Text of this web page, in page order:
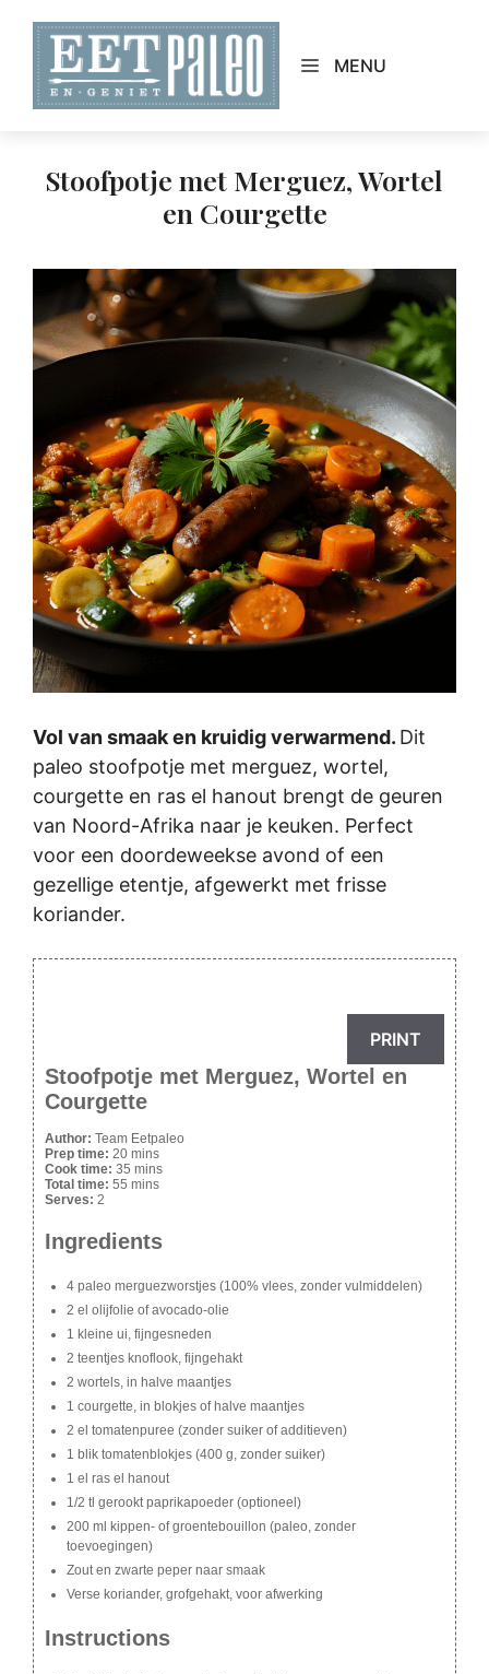
content
MENU
Stoofpotje met Merguez, Wortel
en Courgette
Vol van smaak en kruidig verwarmend. Dit
paleo stoofpotje met merguez, wortel,
courgette en ras el hanout brengt de geuren
van Noord-Afrika naar je keuken. Perfect
voor een doordeweekse avond of een
gezellige etentje, afgewerkt met frisse
koriander.
PRINT
Stoofpotje met Merguez, Wortel en
Courgette
Author: Team Eetpaleo
Prep time: 20 mins
Cook time: 35 mins
Total time: 55 mins
Serves: 2
Ingredients
4 paleo merguezworstjes (100% vlees, zonder vulmiddelen)
2 el olijfolie of avocado-olie
1 kleine ui, fijngesneden
2 teentjes knoflook, fijngehakt
2 wortels, in halve maantjes
1 courgette, in blokjes of halve maantjes
2 el tomatenpuree (zonder suiker of additieven)
1 blik tomatenblokjes (400 g, zonder suiker)
1 el ras el hanout
1/2 tl gerookt paprikapoeder (optioneel)
200 ml kippen- of groentebouillon (paleo, zonder
toevoegingen)
Zout en zwarte peper naar smaak
Verse koriander, grofgehakt, voor afwerking
Instructions